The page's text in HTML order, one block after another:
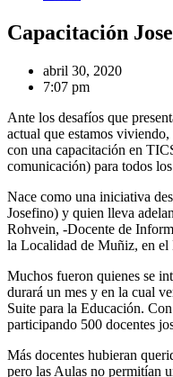
Capacitación
abril 30, 2020
7:07 pm
Ante los desafíos que
actual que estamos
con una capacitación en
comunicación) para todos
Nace como una iniciativa
Josefino) y quien lleva
Rohvein, -Docente de
la Localidad de Muñiz, en
Muchos fueron quienes se
durará un mes y en la cual
Suite para la Educación.
participando 500 docentes
Más docentes hubieran
pero las Aulas no permitían